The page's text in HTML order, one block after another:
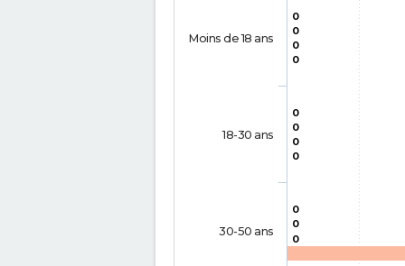
0
0
0
0
0
0
0
0
0
0
0
Moins de 18 ans
18-30 ans
30-50 ans